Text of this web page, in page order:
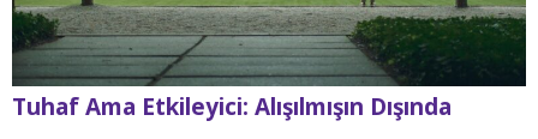
Tuhaf Ama Etkileyici: Alışılmışın Dışında